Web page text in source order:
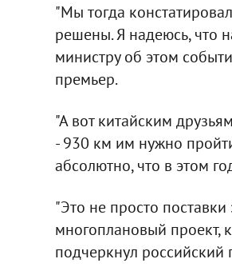
"Мы тогда
решены. Я надеюсь, что
министру об этом
премьер.
"А вот китайским
- 930 км им нужно
абсолютно, что в этом
"Это не просто поставки
многоплановый проект,
подчеркнул